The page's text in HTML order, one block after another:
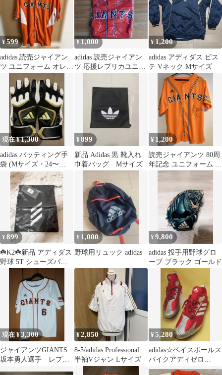
¥599
adidas 読売ジャイアン
ツ ユニフォーム オレン
¥1,000
adidas 読売ジャイアン
ツ 応援レプリカユニフ
¥ 1,200
adidas アディダス ピス
テ Vネック Mサイズ
現在 ¥1,300
adidas バッティング手
袋 (Mサイズ・24〜
25cm)
¥899
新品 Adidas 黒 靴入れ
巾着バッグ Mサイズ
¥ 1,200
読売ジャイアンツ 80周
年記念 ユニフォーム ア
ンダーソンサイン入
り Fサイズ
¥899
☘️K2☘️新品 アディダス
野球 5T シューズバッ
¥ 1,000
野球用リュック adidas
¥9,800
adidas 投手用野球グロ
ーブ ブラック ゴールド
現在 ¥3,300
ジャイアンツGIANTS
坂本勇人選手 レプリ
¥2,850
8-5/adidas Professional
半袖Vジャン Lサイズ
¥5,280
adidas☆ベイスボールス
パイクアディゼロ
24.5ⅽⅿ